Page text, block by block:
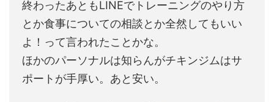
終わったあともLINEでトレーニングのやり方
とか食事についての相談とか全然してもいい
よ！って言われたことかな。
ほかのパーソナルは知らんがチキンジムはサ
ポートが手厚い。あと安い。